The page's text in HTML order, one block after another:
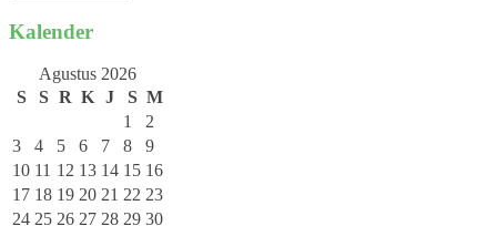
Kalender
Agustus 2026
S
S R K J S M
1
2
3
4 5 6 7 8
9
10 11 12 13 14 15 16
17 18 19 20 21 22 23
24 25 26 27 28 29 30